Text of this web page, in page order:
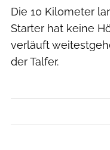
Die 10 Kilometer
Starter hat keine
verläuft
der Talfer.